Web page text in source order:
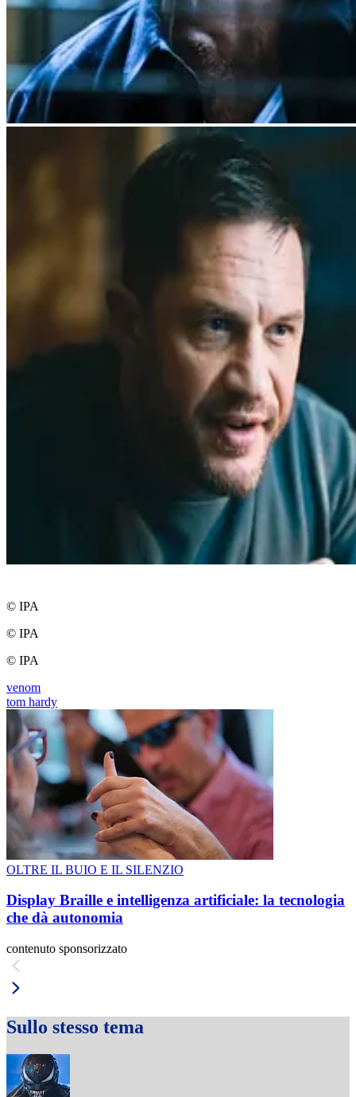
© IPA
© IPA
© IPA
venom
tom hardy
OLTRE IL BUIO E IL SILENZIO
Display Braille e intelligenza artificiale: la tecnologia
che dà autonomia
contenuto sponsorizzato
Sullo stesso tema